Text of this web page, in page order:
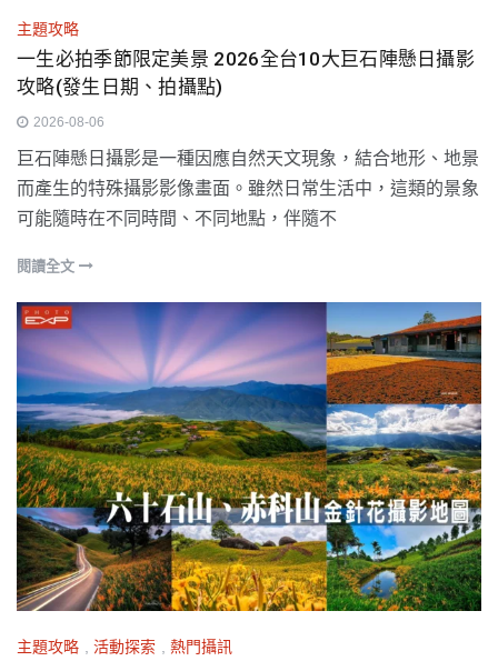
主題攻略
一生必拍季節限定美景 2026全台10大巨石陣懸日攝影
攻略(發生日期、拍攝點)
2026-08-06
巨石陣懸日攝影是一種因應自然天文現象，結合地形、地景
而產生的特殊攝影影像畫面。雖然日常生活中，這類的景象
可能隨時在不同時間、不同地點，伴隨不
閱讀全文
主題攻略 活動探索 熱門攝訊